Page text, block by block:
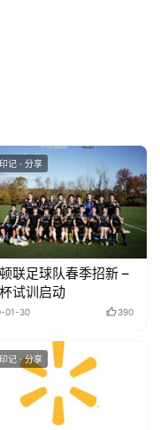
记 · 分享
联足球队春季招新 –
试训启动
01-30 390
记 · 分享